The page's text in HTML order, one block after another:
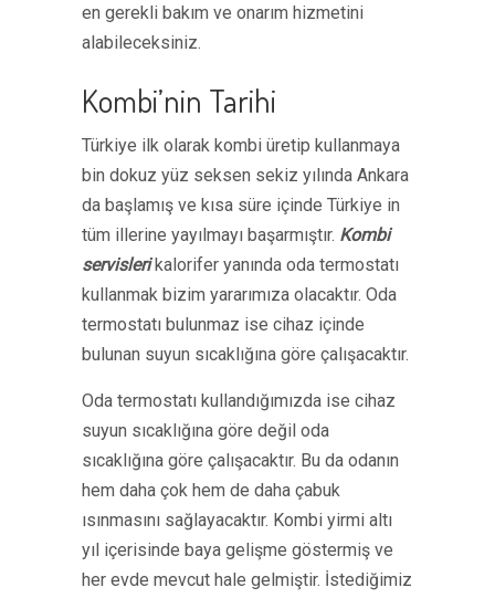
en gerekli bakım ve onarım hizmetini
alabileceksiniz.
Kombi’nin Tarihi
Türkiye ilk olarak kombi üretip kullanmaya
bin dokuz yüz seksen sekiz yılında Ankara
da başlamış ve kısa süre içinde Türkiye in
tüm illerine yayılmayı başarmıştır. Kombi
servislerikalorifer yanında oda termostatı
kullanmak bizim yararımıza olacaktır. Oda
termostatı bulunmaz ise cihaz içinde
bulunan suyun sıcaklığına göre çalışacaktır.
Oda termostatı kullandığımızda ise cihaz
suyun sıcaklığına göre değil oda
sıcaklığına göre çalışacaktır. Bu da odanın
hem daha çok hem de daha çabuk
ısınmasını sağlayacaktır. Kombi yirmi altı
yıl içerisinde baya gelişme göstermiş ve
her evde mevcut hale gelmiştir. İstediğimiz